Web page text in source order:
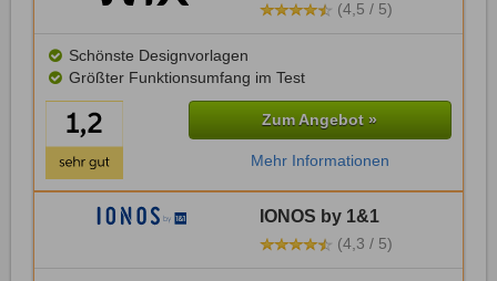
(4,5 / 5)
Schönste Designvorlagen
Größter Funktionsumfang im Test
Zum Angebot »
Mehr Informationen
IONOS by 1&1
(4,3 / 5)